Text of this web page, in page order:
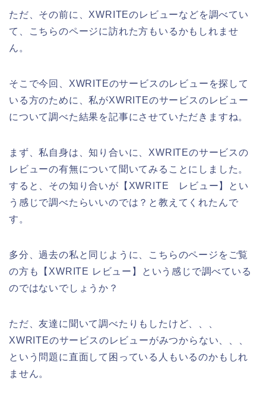
ただ、その前に、XWRITEのレビューなどを調べてい
て、こちらのページに訪れた方もいるかもしれませ
ん。
そこで今回、XWRITEのサービスのレビューを探して
いる方のために、私がXWRITEのサービスのレビュー
について調べた結果を記事にさせていただきますね。
まず、私自身は、知り合いに、XWRITEのサービスの
レビューの有無について聞いてみることにしました。
すると、その知り合いが【XWRITE レビュー】とい
う感じで調べたらいいのでは？と教えてくれたんで
す。
多分、過去の私と同じように、こちらのページをご覧
の方も【XWRITE レビュー】という感じで調べている
のではないでしょうか？
ただ、友達に聞いて調べたりもしたけど、、、
XWRITEのサービスのレビューがみつからない、、、
という問題に直面して困っている人もいるのかもしれ
ません。